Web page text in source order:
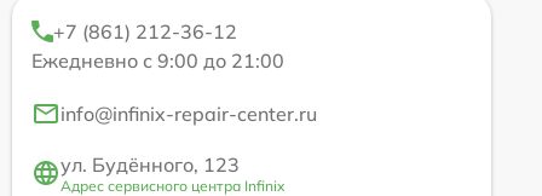
+7 (861) 212-36-12
Ежедневно с 9:00 до 21:00
info@infinix-repair-center.ru
ул. Будённого, 123
Адрес сервисного центра Infinix